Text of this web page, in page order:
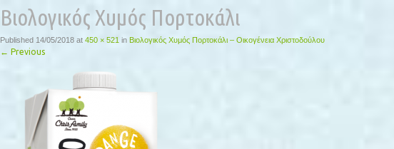
Βιολογικός Χυμός Πορτοκάλι
Published 14/05/2018 at 450 × 521 in Βιολογικός Χυμός Πορτοκάλι – Οικογένεια Χριστοδούλου
← Previous